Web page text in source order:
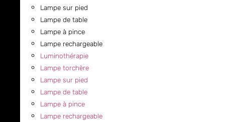
Lampe sur pied
Lampe de table
Lampe à pince
Lampe rechargeable
Luminothérapie
Lampe torchère
Lampe sur pied
Lampe de table
Lampe à pince
Lampe rechargeable